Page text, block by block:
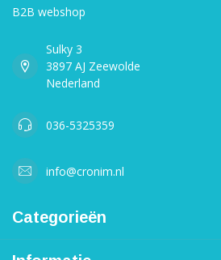
B2B webshop
Sulky 3
3897 AJ Zeewolde
Nederland
036-5325359
info@cronim.nl
Categorieën